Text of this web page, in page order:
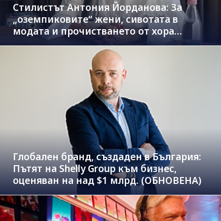
Стилистът Антония Йорданова: За
„оземпиковите“ жени, сивотата в
модата и прочистването от хора
паразити
Глобален бранд, създаден в България:
Пътят на Shelly Group към бизнес,
оценяван на над $1 млрд. (ОБНОВЕНА)